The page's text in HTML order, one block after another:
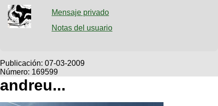
Galeria
XC
Viajes
Descenso
SUBÃ
tu
Buscar
Ultimos
Fotos
BicicleterÃ­
as
Bicicletas
Tandem
Videos
Cicloturismo
Mensaje privado
Notas del usuario
Publicación: 07-03-2009
Número: 169599
andreu...